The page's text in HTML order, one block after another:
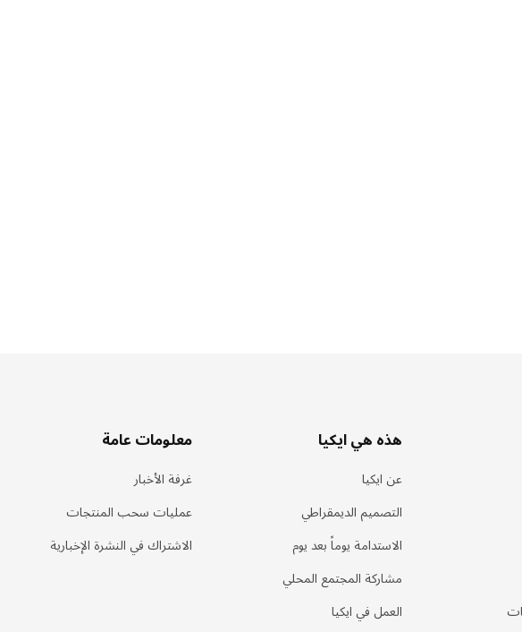
هذه هي ايكيا
عن ايكيا
التصميم الديمقراطي
الاستدامة يوماً بعد يوم
مشاركة المجتمع المحلي
العمل في ايكيا
معلومات عامة
غرفة الأخبار
عمليات سحب المنتجات
الاشتراك في النشرة الإخبارية